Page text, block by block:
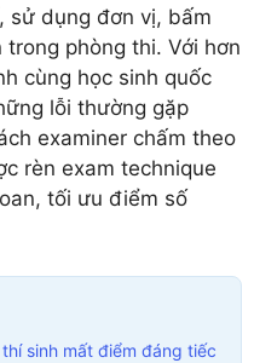
sử dụng đơn vị, bấm
phòng thi. Với hơn
cùng học sinh quốc
lỗi thường gặp
examiner chấm theo
rèn exam technique
tối ưu điểm số
sinh mất điểm đáng tiếc